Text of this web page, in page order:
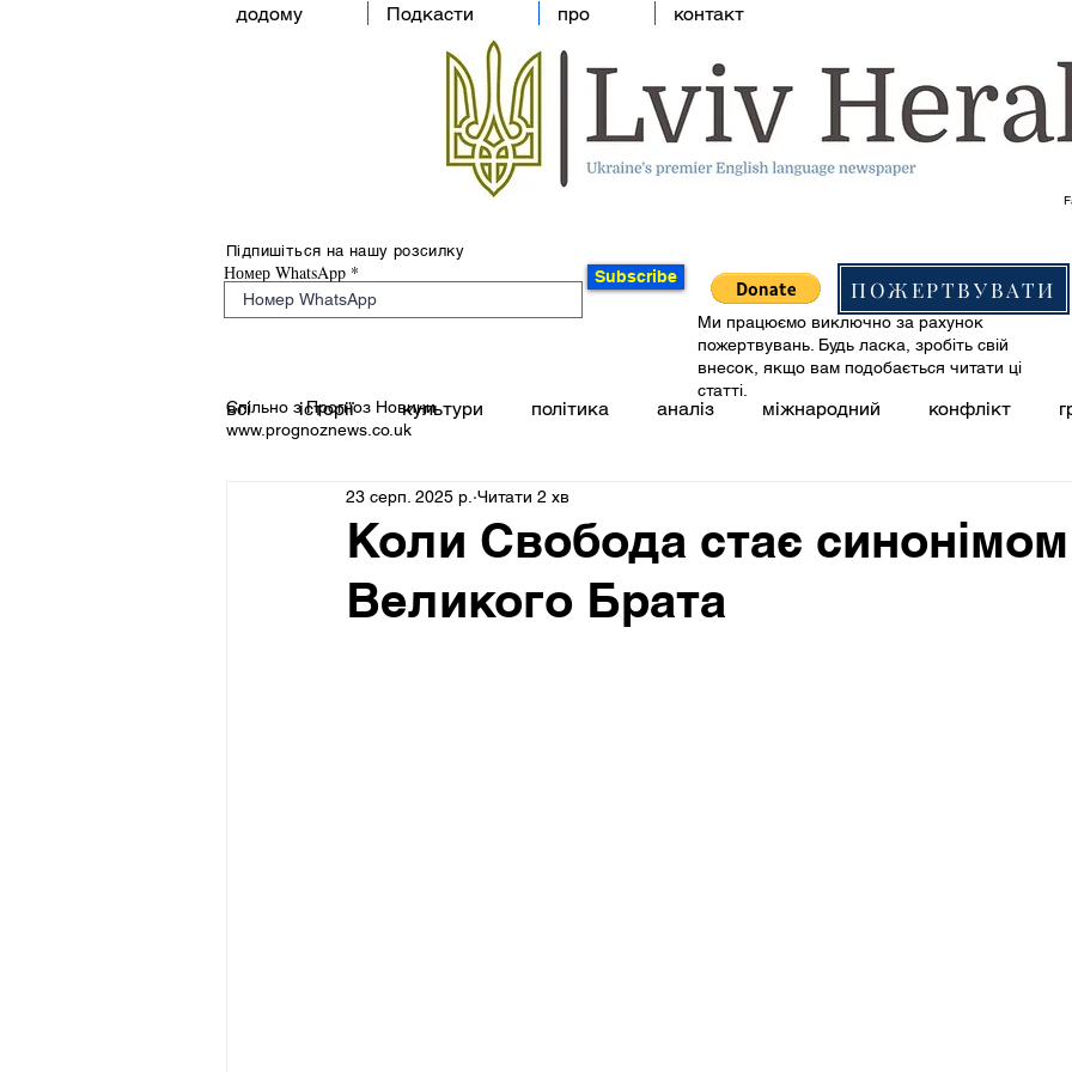
додому Подкасти про контакт
Підпишіться на нашу розсилку
Номер WhatsApp Subscribe ПОЖЕРТВУВАТИ
Спільно з Прогноз Новини
www.prognoznews.co.uk
Ми працюємо виключно за рахунок
пожертвувань. Будь ласка, зробіть свій
внесок, якщо вам подобається читати ці
статті.
всі історії культури політика аналіз міжнародний конфлікт
Коли Свобода стає
Великого Брата
23 серп. 2025 р. Читати 2 хв